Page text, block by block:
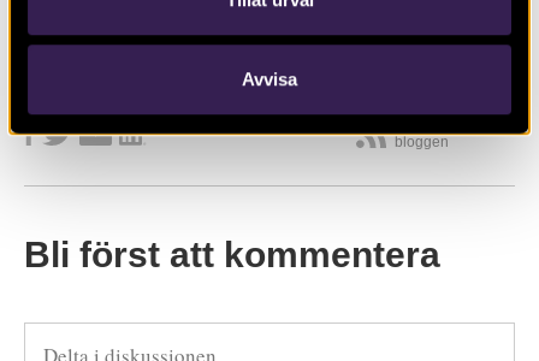
Avvisa
bloggen
Bli först att kommentera